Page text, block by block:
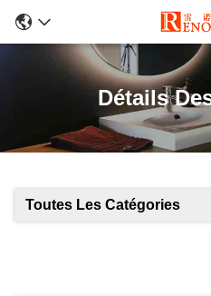
Détails
Toutes Les Catégories